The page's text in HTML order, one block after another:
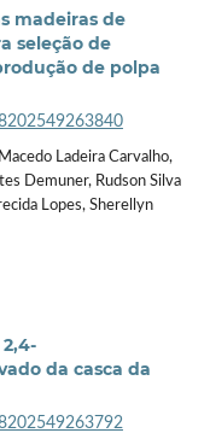
madeiras de
seleção de
de polpa
Ladeira Carvalho,
Demuner, Rudson Silva
Lopes, Sherellyn
da casca da